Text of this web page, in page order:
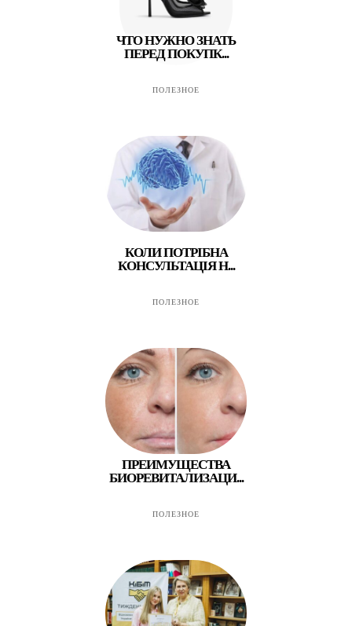
ЧТО НУЖНО ЗНАТЬ
ПЕРЕД ПОКУПК...
ПОЛЕЗНОЕ
КОЛИ ПОТРІБНА
КОНСУЛЬТАЦІЯ Н...
ПОЛЕЗНОЕ
ПРЕИМУЩЕСТВА
БИОРЕВИТАЛИЗАЦИ...
ПОЛЕЗНОЕ